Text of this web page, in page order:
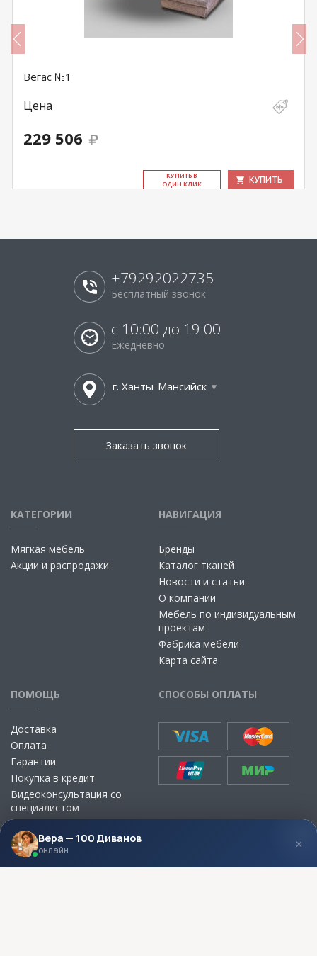
Вегас №1
Цена
229 506
КУ­ПИТЬ В
ОДИН КЛИК
КУПИТЬ
+79292022735
Бесплатный звонок
с 10:00 до 19:00
Ежедневно
г. Ханты-Мансийск
Заказать звонок
КАТЕГОРИИ
Мягкая мебель
Акции и распродажи
НАВИГАЦИЯ
Бренды
Каталог тканей
Новости и статьи
О компании
Мебель по индивидуальным
проектам
Фабрика мебели
Карта сайта
ПОМОЩЬ
Доставка
Оплата
Гарантии
Покупка в кредит
Видеоконсультация со
специалистом
Выбор ткани для мебели без
визита в магазин
СПОСОБЫ ОПЛАТЫ
МЫ В СОЦСЕТЯХ КОНТАКТЫ
Вера — 100 Диванов
онлайн ×